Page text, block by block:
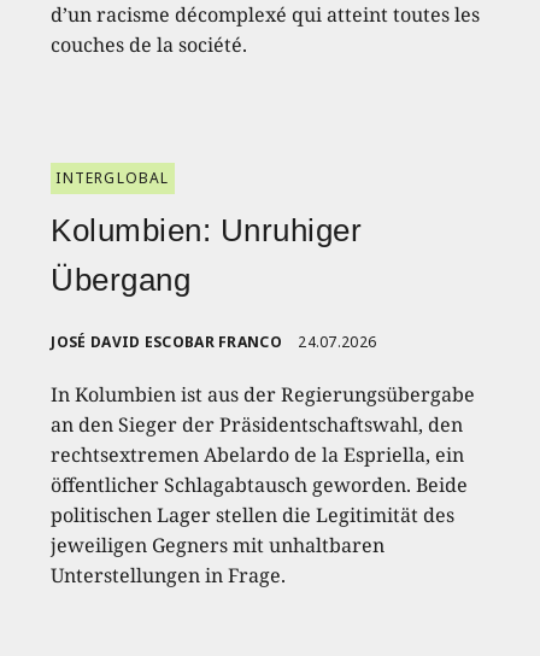
d’un racisme décomplexé qui atteint toutes les
couches de la société.
INTERGLOBAL
Kolumbien: Unruhiger
Übergang
JOSÉ DAVID ESCOBAR FRANCO 24.07.2026
In Kolumbien ist aus der Regierungsübergabe
an den Sieger der Präsidentschaftswahl, den
rechtsextremen Abelardo de la Espriella, ein
öffentlicher Schlagabtausch geworden. Beide
politischen Lager stellen die Legitimität des
jeweiligen Gegners mit unhaltbaren
Unterstellungen in Frage.